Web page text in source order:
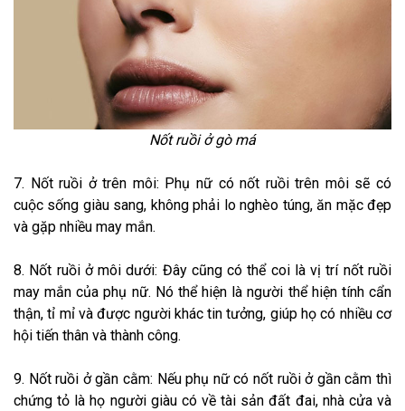
Nốt ruồi ở gò má
7. Nốt ruồi ở trên môi: Phụ nữ có nốt ruồi trên môi sẽ có
cuộc sống giàu sang, không phải lo nghèo túng, ăn mặc đẹp
và gặp nhiều may mắn.
8. Nốt ruồi ở môi dưới: Đây cũng có thể coi là vị trí nốt ruồi
may mắn của phụ nữ. Nó thể hiện là người thể hiện tính cẩn
thận, tỉ mỉ và được người khác tin tưởng, giúp họ có nhiều cơ
hội tiến thân và thành công.
9. Nốt ruồi ở gần cằm: Nếu phụ nữ có nốt ruồi ở gần cằm thì
chứng tỏ là họ người giàu có về tài sản đất đai, nhà cửa và